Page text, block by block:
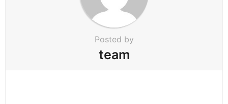
Posted by
team